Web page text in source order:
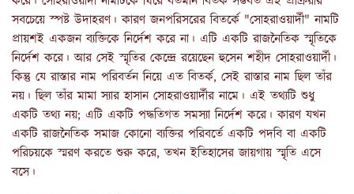
সবচেয়ে স্পষ্ট উদাহরণ। কারণ জনপরিসরের বিতর্কে "সোহরাওয়ার্দী" নামটি
প্রায়শই একজন ব্যক্তিকে নির্দেশ করে না। এটি একটি রাজনৈতিক স্মৃতিকে
নির্দেশ করে। আর সেই স্মৃতির কেন্দ্রে রয়েছেন হুসেন শহীদ সোহরাওয়ার্দী।
কিন্তু যে রাস্তার নাম পরিবর্তন নিয়ে এত বিতর্ক, সেই রাস্তার নাম ছিল তাঁর
নয়। ছিল তাঁর মামা স্যার হাসান সোহরাওয়ার্দীর নামে। এই তথ্যটি শুধু
একটি তথ্য নয়; এটি একটি পদ্ধতিগত সমস্যা নির্দেশ করে। কারণ যখন
একটি রাজনৈতিক সমাজ কোনো ব্যক্তির পরিবর্তে একটি পদবি বা একটি
পরিচয়কে স্মরণ করতে শুরু করে, তখন ইতিহাসের জায়গায় স্মৃতি এসে
বসে।